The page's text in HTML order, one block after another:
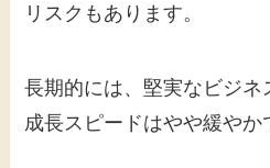
リスクもあります。
長期的には、堅実なビジネ
成長スピードはやや緩やか